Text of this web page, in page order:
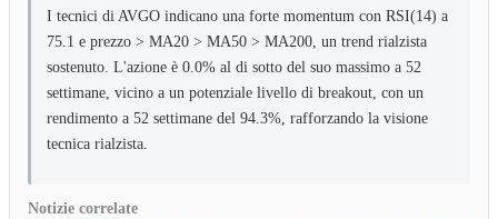
I tecnici di AVGO indicano una forte momentum con RSI(14) a
75.1 e prezzo > MA20 > MA50 > MA200, un trend rialzista
sostenuto. L'azione è 0.0% al di sotto del suo massimo a 52
settimane, vicino a un potenziale livello di breakout, con un
rendimento a 52 settimane del 94.3%, rafforzando la visione
tecnica rialzista.
Notizie correlate